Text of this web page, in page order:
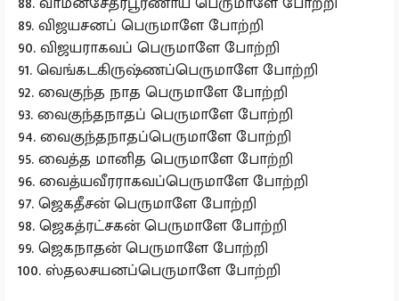
89. விஜயசனப் பெருமாளே போற்றி
90. விஜயராகவப் பெருமாளே போற்றி
91. வெங்கடகிருஷ்ணப்பெருமாளே போற்றி
92. வைகுந்த நாத பெருமாளே போற்றி
93. வைகுந்தநாதப் பெருமாளே போற்றி
94. வைகுந்தநாதப்பெருமாளே போற்றி
95. வைத்த மானித பெருமாளே போற்றி
96. வைத்யவீரராகவப்பெருமாளே போற்றி
97. ஜெகதீசன் பெருமாளே போற்றி
98. ஜெகத்ரட்சகன் பெருமாளே போற்றி
99. ஜெகநாதன் பெருமாளே போற்றி
100. ஸ்தலசயனப்பெருமாளே போற்றி